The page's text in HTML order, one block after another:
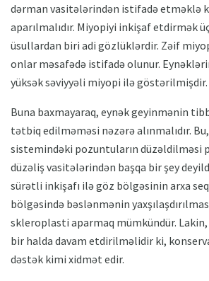
dərman vasitələrindən istifadə etməklə
aparılmalıdır. Miyopiyi inkişaf etdirmək
üsullardan biri adi gözlüklərdir. Zəif
onlar məsafədə istifadə olunur.
yüksək səviyyəli miyopi ilə göstərilmişdir.
Buna baxmayaraq, eynək geyinmənin
tətbiq edilməməsi nəzərə alınmalıdır.
sistemindəki pozuntuların düzəldilməsi
düzəliş vasitələrindən başqa bir şey
sürətli inkişafı ilə göz bölgəsinin arxa
bölgəsində bəslənmənin
skleroplasti aparmaq mümkündür. Lakin,
bir halda davam etdirilməlidir ki,
dəstək kimi xidmət edir.